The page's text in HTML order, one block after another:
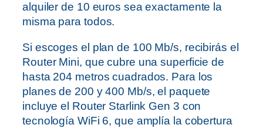
alquiler de 10 euros sea exactamente la
misma para todos.
Si escoges el plan de 100 Mb/s, recibirás el
Router Mini, que cubre una superficie de
hasta 204 metros cuadrados. Para los
planes de 200 y 400 Mb/s, el paquete
incluye el Router Starlink Gen 3 con
tecnología WiFi 6, que amplía la cobertura